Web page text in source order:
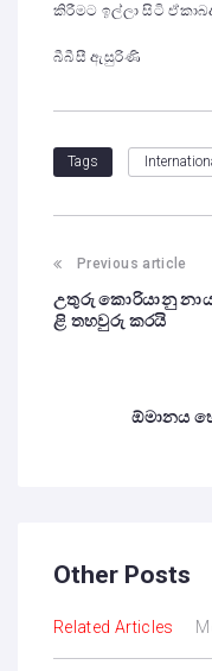
කිරීමට ඉල්ලා සිටි
බීබීසී ඇසුරිණි
Tags
Previous article
උතුරු කොරියානු
ළි තහවුරු කරයි
ඕමානය
Other Posts
Related Articles